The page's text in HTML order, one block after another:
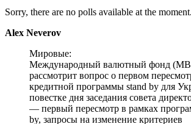
Sorry, there are no polls available at the moment.
Alex Neverov
Мировые:
Международный валютный фонд
рассмотрит вопрос о первом
кредитной программы stand by для
повестке дня заседания совета
— первый пересмотр в рамках
by, запросы на изменение критериев